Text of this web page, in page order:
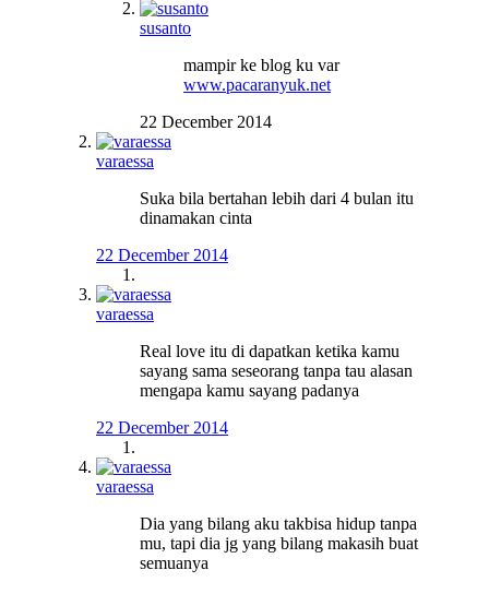
susanto
mampir ke blog ku var
www.pacaranyuk.net
22 December 2014
varaessa
Suka bila bertahan lebih dari 4 bulan itu
dinamakan cinta
22 December 2014
varaessa
Real love itu di dapatkan ketika kamu
sayang sama seseorang tanpa tau alasan
mengapa kamu sayang padanya
22 December 2014
varaessa
Dia yang bilang aku takbisa hidup tanpa
mu, tapi dia jg yang bilang makasih buat
semuanya